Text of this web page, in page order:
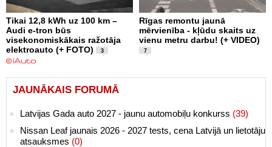
Tikai 12,8 kWh uz 100 km –
Audi e-tron būs
visekonomiskākais ražotāja
elektroauto (+ FOTO)
3
Rīgas remontu jaunā
mērvienība - kļūdu skaits uz
vienu metru darbu! (+ VIDEO)
7
JAUNĀKAIS FORUMĀ
Latvijas Gada auto 2027 - jaunu automobiļu konkurss (39)
Nissan Leaf jaunais 2026 - 2027 tests, cena Latvijā un lietotāju
atsauksmes (0)